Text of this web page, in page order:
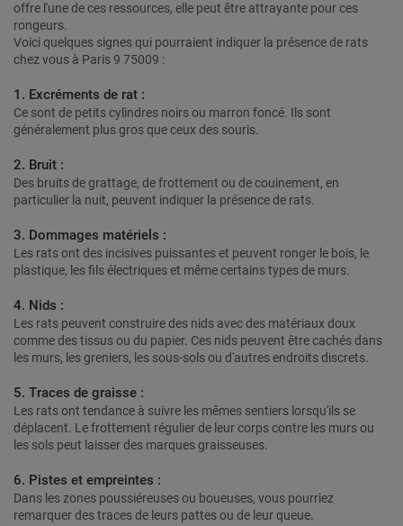
offre l'une de ces ressources, elle peut être attrayante pour ces
rongeurs.
Voici quelques signes qui pourraient indiquer la présence de rats
chez vous à Paris 9 75009 :
1. Excréments de rat :
Ce sont de petits cylindres noirs ou marron foncé. Ils sont
généralement plus gros que ceux des souris.
2. Bruit :
Des bruits de grattage, de frottement ou de couinement, en
particulier la nuit, peuvent indiquer la présence de rats.
3. Dommages matériels :
Les rats ont des incisives puissantes et peuvent ronger le bois, le
plastique, les fils électriques et même certains types de murs.
4. Nids :
Les rats peuvent construire des nids avec des matériaux doux
comme des tissus ou du papier. Ces nids peuvent être cachés dans
les murs, les greniers, les sous-sols ou d'autres endroits discrets.
5. Traces de graisse :
Les rats ont tendance à suivre les mêmes sentiers lorsqu'ils se
déplacent. Le frottement régulier de leur corps contre les murs ou
les sols peut laisser des marques graisseuses.
6. Pistes et empreintes :
Dans les zones poussiéreuses ou boueuses, vous pourriez
remarquer des traces de leurs pattes ou de leur queue.